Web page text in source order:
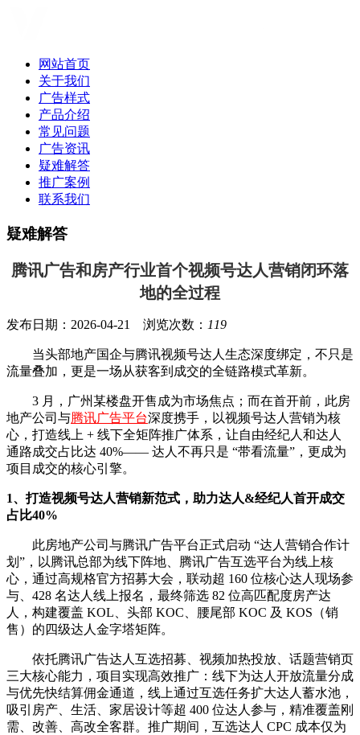
网站首页
关于我们
广告样式
产品介绍
常见问题
广告资讯
疑难解答
推广案例
联系我们
疑难解答
腾讯广告和房产行业首个视频号达人营销闭环落
地的全过程
发布日期：2026-04-21 浏览次数： 119
当头部地产国企与腾讯视频号达人生态深度绑定，不只是
流量叠加，更是一场从获客到成交的全链路模式革新。
3 月，广州某楼盘开售成为市场焦点；而在首开前，此房
地产公司与腾讯广告平台深度携手，以视频号达人营销为核
心，打造线上 + 线下全矩阵推广体系，让自由经纪人和达人
通路成交占比达 40%—— 达人不再只是 “带看流量”，更成为
项目成交的核心引擎。
1、打造视频号达人营销新范式，助力达人&经纪人首开成交
占比40%
此房地产公司 与腾讯广告平台正式启动 “达人营销合作计
划”，以腾讯总部为线下阵地、腾讯广告互选平台为线上核
心，通过高规格官方招募大会，联动超 160 位核心达人现场参
与、428 名达人线上报名，最终筛选 82 位高匹配度房产达
人，构建覆盖 KOL、头部 KOC、腰尾部 KOC 及 KOS（销
售）的四级达人金字塔矩阵。
依托腾讯广告达人互选招募、视频加热投放、话题营销页
三大核心能力，项目实现高效推广：线下为达人开放流量分成
与优先快结算佣金通道，线上通过互选任务扩大达人蓄水池，
吸引房产、生活、家居设计等超 400 位达人参与，精准覆盖刚
需、改善、高改全客群。推广期间，互选达人 CPC 成本仅为